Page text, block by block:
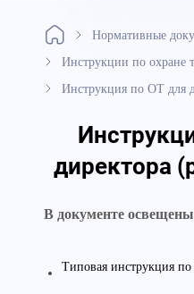
Нормативные
Инструкции по охране
Инструкция по ОТ для
директора
В документе
Типовая инструкция по